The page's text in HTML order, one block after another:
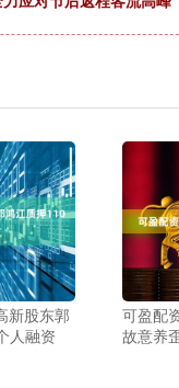
新股东郭
人融资
可盈配
故意养